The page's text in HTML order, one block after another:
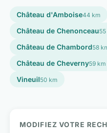
Château d'Amboise44 km
Château de Chenonceau
Château de Chambord58
Château de Cheverny59 km
Vineuil50 km
MODIFIEZ VOTRE